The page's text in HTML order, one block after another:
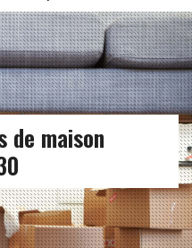
de maison